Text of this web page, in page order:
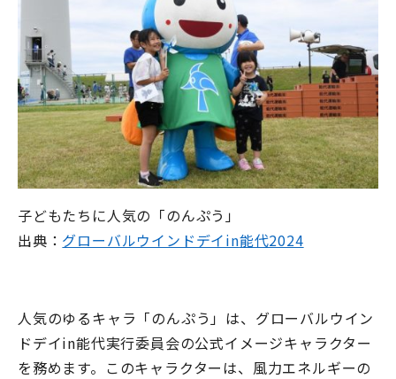
子どもたちに人気の「のんぷう」
出典： グローバルウインドデイin能代2024
人気のゆるキャラ「のんぷう」は、グローバルウイン
ドデイin能代実行委員会の公式イメージキャラクター
を務めます。このキャラクターは、風力エネルギーの